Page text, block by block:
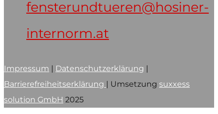
fensterundtueren@hosiner-
internorm.at
Impressum | Datenschutzerklärung |
Barrierefreiheitserklärung | Umsetzung suxxess
solution GmbH 2025